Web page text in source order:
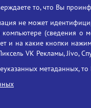
Портал
образование»
Единое окно
ресурсов
Единая
то, что Вы
не может
(сведения о
и на какие кнопки
VK Рекламы, Jivo,
метаданных,